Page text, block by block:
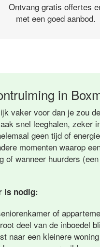
Ontvang gratis offertes
met een goed aanbod.
in
vaker voor dan je zou
snel leeghalen, zeker
geen tijd of
momenten waarop
wanneer huurders
is nodig:
of
deel van de inboedel
naar een kleinere